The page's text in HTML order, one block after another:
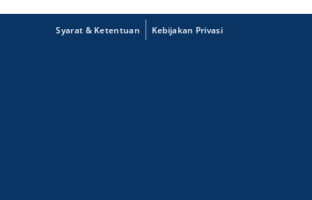
Syarat & Ketentuan Kebijakan Privasi